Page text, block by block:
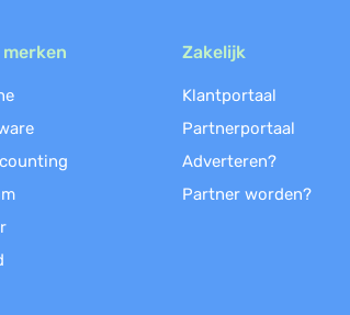
Zakelijk
Klantportaal
Partnerportaal
Adverteren?
Partner worden?